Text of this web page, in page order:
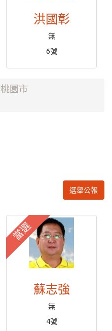
洪國彰
無
6號
桃園市
選舉公報
當選
蘇志強
無
4號